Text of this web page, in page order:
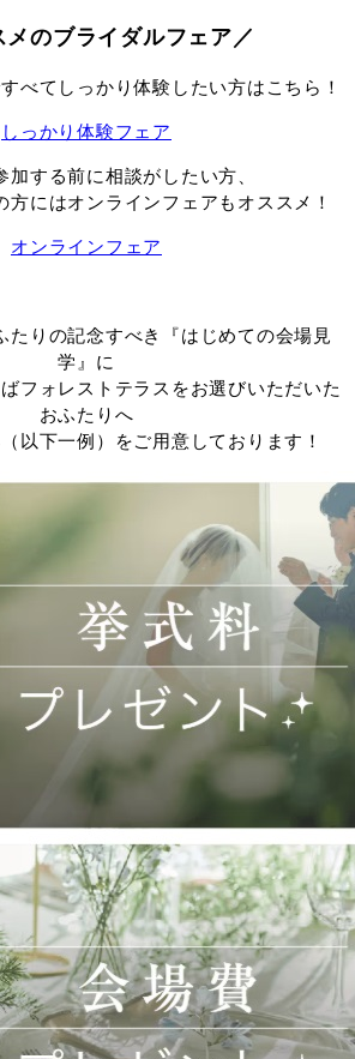
メのブライダルフェア／
べてしっかり体験したい方はこちら！
しっかり体験フェア
加する前に相談がしたい方、
方にはオンラインフェアもオススメ！
オンラインフェア
たりの記念すべき『はじめての会場見
学』に
フォレストテラスをお選びいただいた
おふたりへ
以下一例）をご用意しております！